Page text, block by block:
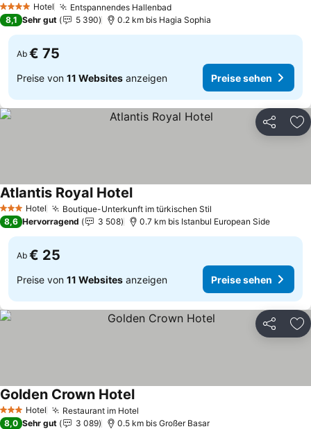
4 Sterne Hotel Entspannendes HallenbadPreise sehen
8,1 Sehr gut 5 390 0.2 km bis Hagia Sophia
Ab € 75
Preise von 11 Websites anzeigen Preise sehen
Teilen
3 SterneHotel Boutique-Unterkunft im türkischen Stil
Atlantis Royal HotelPreise sehen
8,6 Hervorragend 3 508 0.7 km bis Istanbul European Side
Ab € 25
Preise von 11 Websites anzeigen Preise sehen
Teilen
3 SterneHotel Restaurant im Hotel
Golden Crown HotelPreise sehen
8,0 Sehr gut 3 089 0.5 km bis Großer Basar